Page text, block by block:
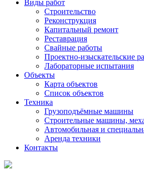
Виды работ
Строительство
Реконструкция
Капитальный ремонт
Реставрация
Свайные работы
Проектно-изыскательские
Лабораторные испытания
Объекты
Карта объектов
Список объектов
Техника
Грузоподъёмные машины
Строительные машины,
Автомобильная и
Аренда техники
Контакты